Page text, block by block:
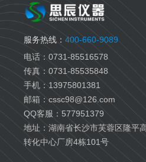
服务热线：400-660-9089
电话：0731-85516578
传真：0731-85535848
手机：13975801381
邮箱：cssc98@126.com
QQ客服：577951379
地址：湖南省长沙市芙蓉区隆平
转化中心厂房4栋101号